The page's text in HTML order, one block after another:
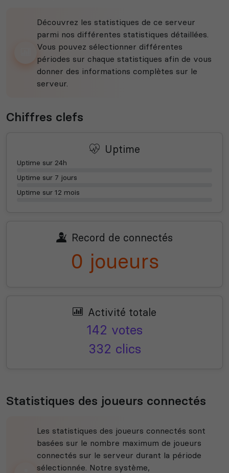
Découvrez les statistiques de ce serveur
parmi nos différentes statistiques détaillées.
Vous pouvez sélectionner différentes
périodes sur chaque statistiques afin de vous
donner des informations complètes sur le
serveur.
Chiffres clefs
Uptime
Uptime sur 24h
Uptime sur 7 jours
Uptime sur 12 mois
Record de connectés
0 joueurs
Activité totale
142 votes
332 clics
Statistiques des joueurs connectés
Les statistiques des joueurs connectés sont
basées sur le nombre maximum de joueurs
connectés sur le serveur durant la période
sélectionnée. Notre système,